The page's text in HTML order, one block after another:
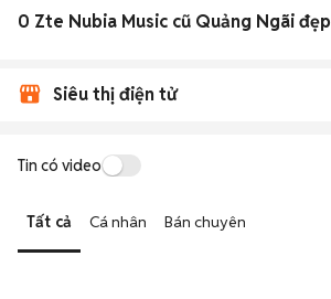
0 Zte Nubia Music cũ Quảng Ngãi đẹp
Siêu thị điện tử
Tin có video
Tất cả Cá nhân Bán chuyên